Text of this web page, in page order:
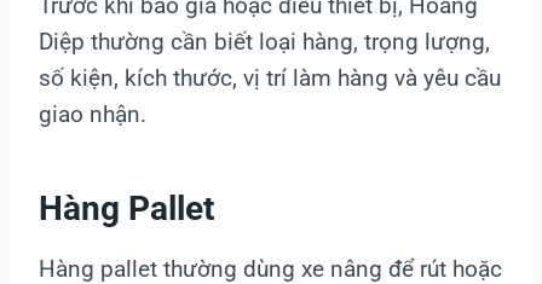
Diệp thường cần biết loại hàng, trọng lượng,
số kiện, kích thước, vị trí làm hàng và yêu cầu
giao nhận.
Hàng Pallet
Hàng pallet thường dùng xe nâng để rút hoặc